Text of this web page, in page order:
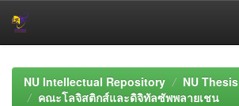
navigationNU Intellectual Repository
NU Thesis
คณะโลจิสติกส์และดิจิทัลซัพพลายเชน